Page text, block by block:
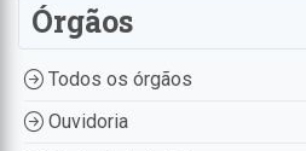
Órgãos
Todos os órgãos
Ouvidoria